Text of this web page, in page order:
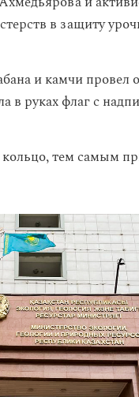
в защиту
и камчи провел
в руках флаг с
кольцо, тем самым